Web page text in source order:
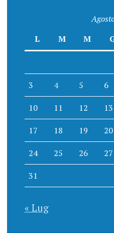
L
M M
3 4 5 6
10 11 12 13
17 18 19 20
24 25 26 27
31
« Lug